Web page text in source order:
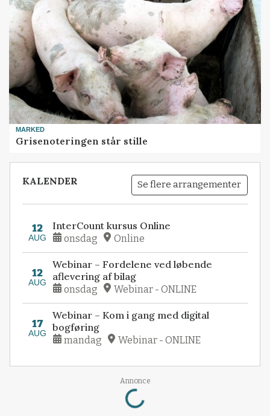
MARKED
Grisenoteringen står stille
KALENDER Se flere arrangementer
12
AUG
InterCount kursus Online
onsdag Online
12
AUG
Webinar – Fordelene ved løbende
aflevering af bilag
onsdag Webinar - ONLINE
17
AUG
Webinar – Kom i gang med digital
bogføring
mandag Webinar - ONLINE
Annonce
Loading...